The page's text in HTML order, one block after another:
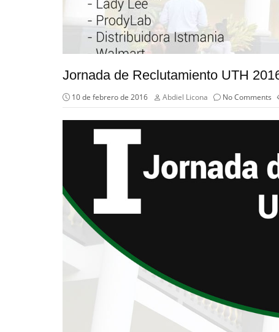
Jornada de Reclutamiento UTH
10 de febrero de 2016 Abdiel Licona No Comments